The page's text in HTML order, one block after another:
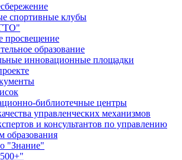
спортивные клубы
просвещение
образование
инновационные площадки
библиотечные центры
управленческих механизмов
и консультантов по управлению
образования
"Знание"